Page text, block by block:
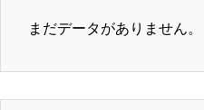
まだデータがありません。